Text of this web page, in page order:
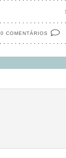
0 COMENTÁRIOS